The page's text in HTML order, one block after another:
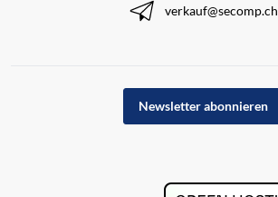
verkauf@secomp.ch
Newsletter abonnieren